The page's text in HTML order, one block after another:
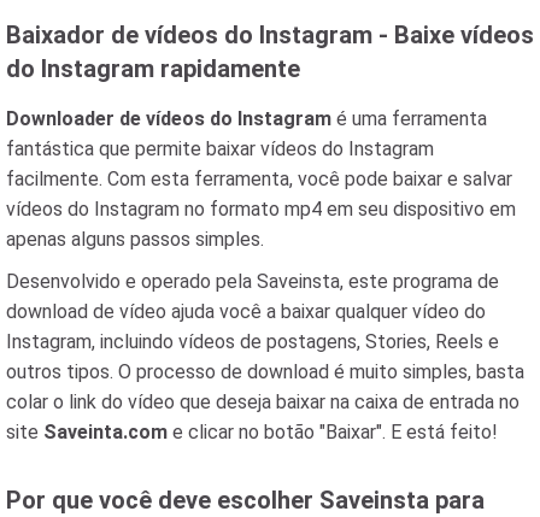
Baixador de vídeos do Instagram - Baixe vídeos
do Instagram rapidamente
Downloader de vídeos do Instagram é uma ferramenta
fantástica que permite baixar vídeos do Instagram
facilmente. Com esta ferramenta, você pode baixar e salvar
vídeos do Instagram no formato mp4 em seu dispositivo em
apenas alguns passos simples.
Desenvolvido e operado pela Saveinsta, este programa de
download de vídeo ajuda você a baixar qualquer vídeo do
Instagram, incluindo vídeos de postagens, Stories, Reels e
outros tipos. O processo de download é muito simples, basta
colar o link do vídeo que deseja baixar na caixa de entrada no
site Saveinta.com e clicar no botão "Baixar". E está feito!
Por que você deve escolher Saveinsta para